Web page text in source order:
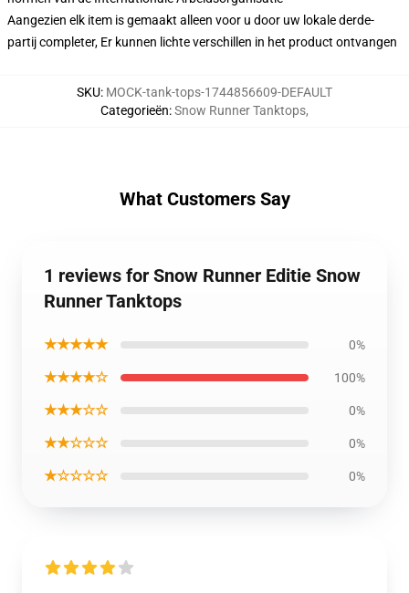
Aangezien elk item is gemaakt alleen voor u door uw lokale derde-
partij completer, Er kunnen lichte verschillen in het product ontvangen
SKU: MOCK-tank-tops-1744856609-DEFAULT
Categorieën:Snow Runner Tanktops,
What Customers Say
1 reviews for Snow Runner Editie Snow
Runner Tanktops
★★★★★ 0%
★★★★☆ 100%
★★★☆☆ 0%
★★☆☆☆ 0%
★☆☆☆☆ 0%